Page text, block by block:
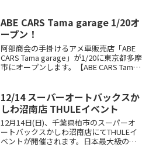
ABE CARS Tama garage 1/20オ
ープン！
阿部商会の手掛けるアメ車販売店「ABE
CARS Tama garage」が1/20に東京都多摩
市にオープンします。【ABE CARS Tama
12/14 スーパーオートバックスか
しわ沼南店 THULEイベント
12月14日(日)、千葉県柏市のスーパーオ
ートバックスかしわ沼南店にてTHULEイ
ベントが開催されます。日本最大級のル